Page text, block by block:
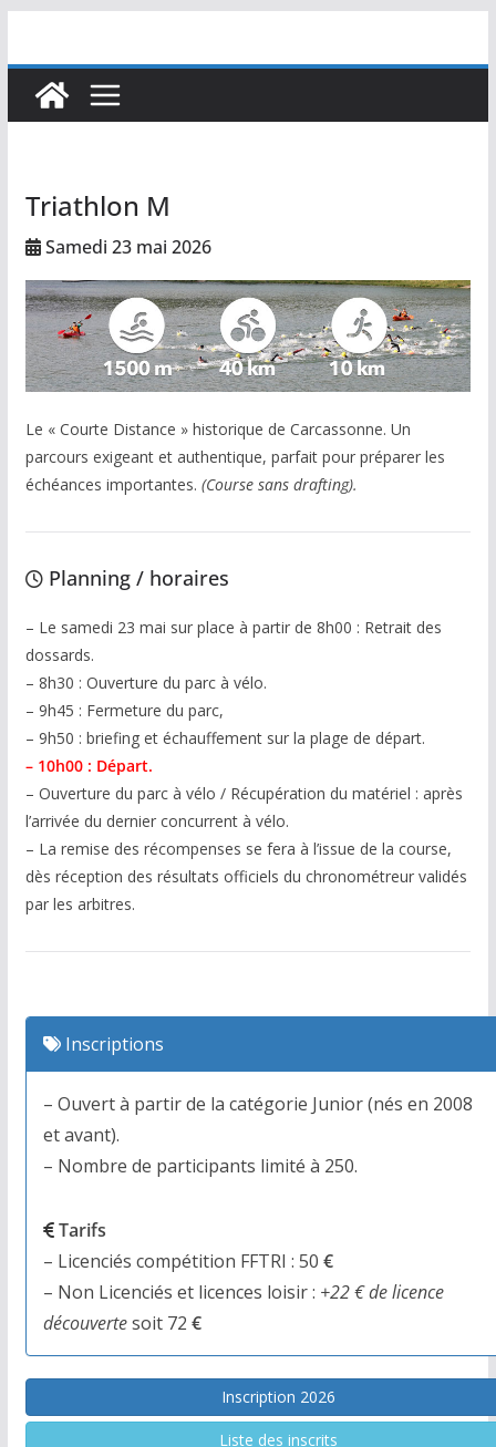
contenu
Triathlon M
Samedi 23 mai 2026
Le « Courte Distance » historique de Carcassonne. Un
parcours exigeant et authentique, parfait pour préparer les
échéances importantes. (Course sans drafting).
Planning / horaires
– Le samedi 23 mai sur place à partir de 8h00 : Retrait des
dossards.
– 8h30 : Ouverture du parc à vélo.
– 9h45 : Fermeture du parc,
– 9h50 : briefing et échauffement sur la plage de départ.
– 10h00 : Départ.
– Ouverture du parc à vélo / Récupération du matériel : après
l’arrivée du dernier concurrent à vélo.
– La remise des récompenses se fera à l’issue de la course,
dès réception des résultats officiels du chronométreur validés
par les arbitres.
Inscriptions
– Ouvert à partir de la catégorie Junior (nés en 2008
et avant).
– Nombre de participants limité à 250.
Tarifs
– Licenciés compétition FFTRI : 50 €
– Non Licenciés et licences loisir : +22 € de licence
découvertesoit 72 €
Inscription 2026
Liste des inscrits